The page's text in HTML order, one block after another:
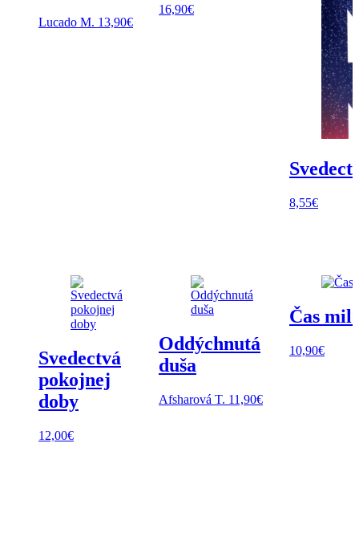
Lucado M. 13,90€
16,90€
8,55€
Svedectvá
pokojnej
doby
12,00€
Oddýchnutá
duša
Afsharová T. 11,90€
Čas
10,90€